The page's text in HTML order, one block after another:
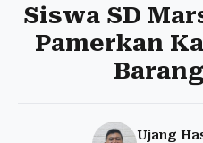
Siswa SD
Pamerkan
Ujang